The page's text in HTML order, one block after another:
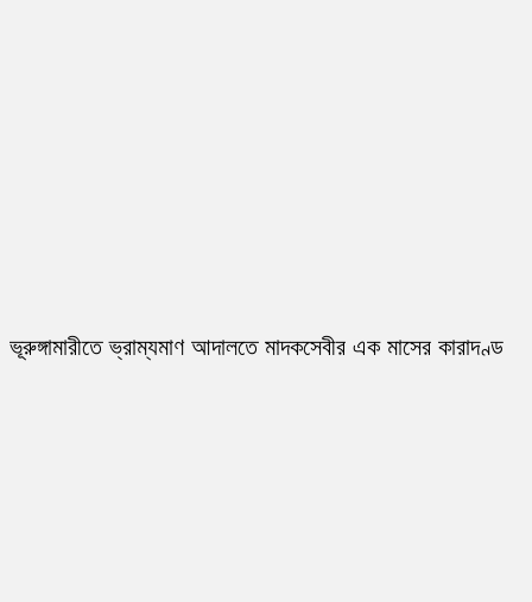
ভূরুঙ্গামারীতে ভ্রাম্যমাণ আদালতে মাদকসেবীর এক মাসের কারাদণ্ড